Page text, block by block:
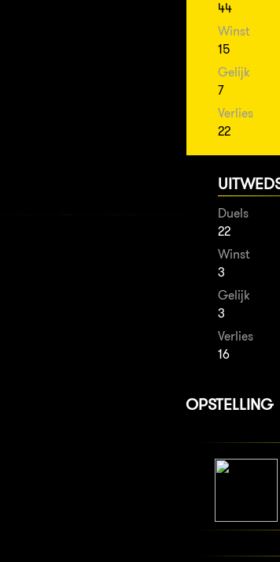
44
Winst
15
Gelijk
7
Verlies
22
Duels
22
Winst
3
Gelijk
3
Verlies
16
OPSTELLING